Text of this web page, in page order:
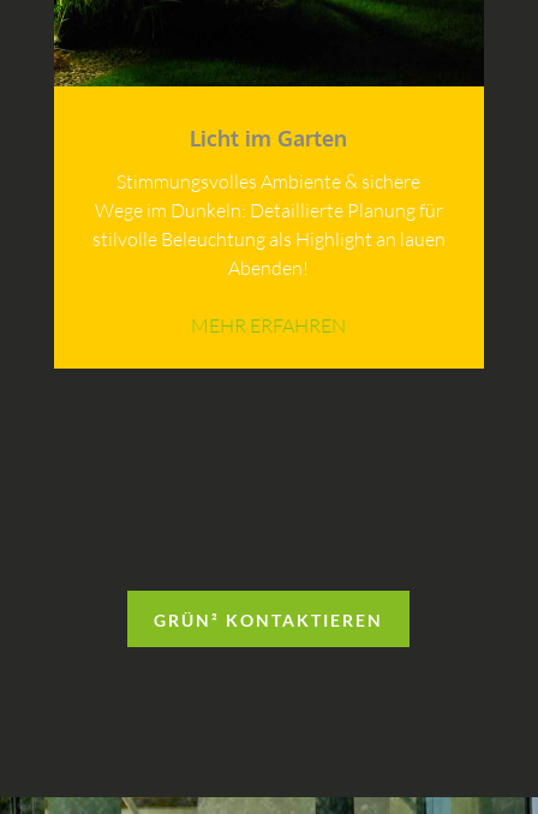
Licht im Garten
Stimmungsvolles Ambiente & sichere
Wege im Dunkeln: Detaillierte Planung für
stilvolle Beleuchtung als Highlight an lauen
Abenden!
MEHR ERFAHREN
GRÜN² KONTAKTIEREN